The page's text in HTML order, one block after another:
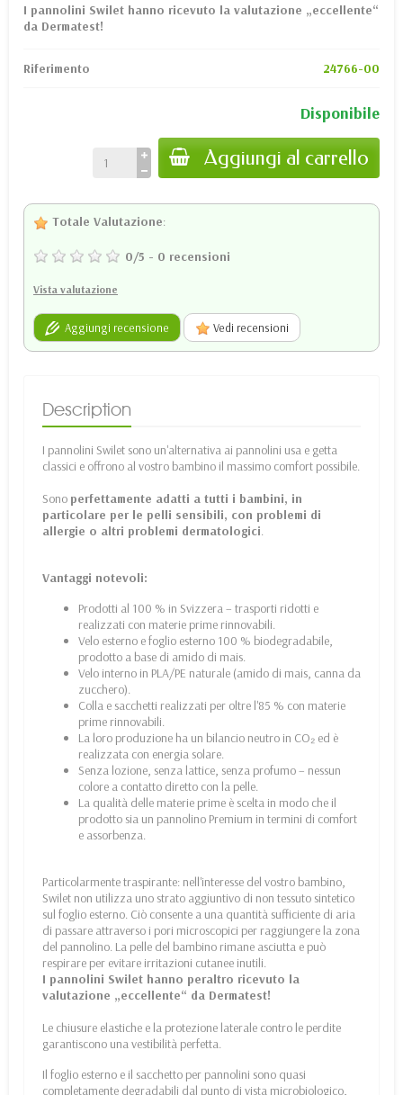
I pannolini Swilet hanno ricevuto la valutazione „eccellente“
da Dermatest!
Riferimento 24766-00
Disponibile
Aggiungi al carrello
Totale Valutazione:
0/5 - 0 recensioni
Vista valutazione
Aggiungi recensione Vedi recensioni
Description
I pannolini Swilet sono un'alternativa ai pannolini usa e getta
classici e offrono al vostro bambino il massimo comfort possibile.
Sono perfettamente adatti a tutti i bambini, in
particolare per le pelli sensibili, con problemi di
allergie o altri problemi dermatologici.
Vantaggi notevoli:
Prodotti al 100 % in Svizzera – trasporti ridotti e
realizzati con materie prime rinnovabili.
Velo esterno e foglio esterno 100 % biodegradabile,
prodotto a base di amido di mais.
Velo interno in PLA/PE naturale (amido di mais, canna da
zucchero).
Colla e sacchetti realizzati per oltre l'85 % con materie
prime rinnovabili.
La loro produzione ha un bilancio neutro in CO₂ ed è
realizzata con energia solare.
Senza lozione, senza lattice, senza profumo – nessun
colore a contatto diretto con la pelle.
La qualità delle materie prime è scelta in modo che il
prodotto sia un pannolino Premium in termini di comfort
e assorbenza.
Particolarmente traspirante: nell'interesse del vostro bambino,
Swilet non utilizza uno strato aggiuntivo di non tessuto sintetico
sul foglio esterno. Ciò consente a una quantità sufficiente di aria
di passare attraverso i pori microscopici per raggiungere la zona
del pannolino. La pelle del bambino rimane asciutta e può
respirare per evitare irritazioni cutanee inutili.
I pannolini Swilet hanno peraltro ricevuto la
valutazione „eccellente“ da Dermatest!
Le chiusure elastiche e la protezione laterale contro le perdite
garantiscono una vestibilità perfetta.
Il foglio esterno e il sacchetto per pannolini sono quasi
completamente degradabili dal punto di vista microbiologico,